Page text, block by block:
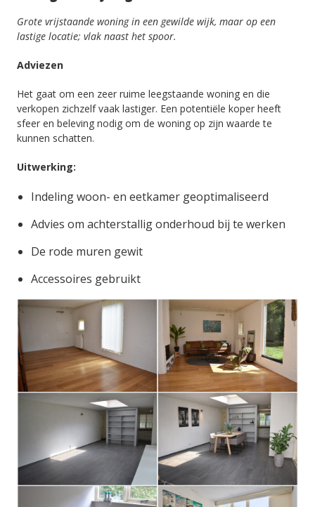
Grote vrijstaande woning in een gewilde wijk, maar op een
lastige locatie; vlak naast het spoor.
Adviezen
Het gaat om een zeer ruime leegstaande woning en die
verkopen zichzelf vaak lastiger. Een potentiële koper heeft
sfeer en beleving nodig om de woning op zijn waarde te
kunnen schatten.
Uitwerking:
Indeling woon- en eetkamer geoptimaliseerd
Advies om achterstallig onderhoud bij te werken
De rode muren gewit
Accessoires gebruikt